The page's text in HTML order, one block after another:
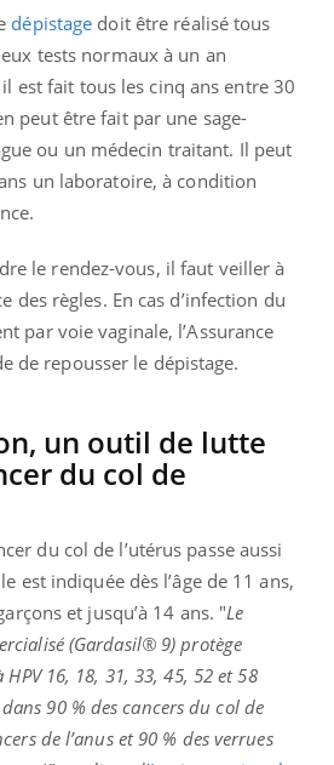
dépistage doit être réalisé tous
tests normaux à un an
est fait tous les cinq ans entre 30
peut être fait par une sage-
ou un médecin traitant. Il peut
un laboratoire, à condition
le rendez-vous, il faut veiller à
des règles. En cas d’infection du
par voie vaginale, l’Assurance
de repousser le dépistage.
un outil de lutte
du col de
du col de l’utérus passe aussi
est indiquée dès l’âge de 11 ans,
et jusqu’à 14 ans. "Le
(Gardasil® 9) protège
16, 18, 31, 33, 45, 52 et 58
90 % des cancers du col de
de l’anus et 90 % des verrues